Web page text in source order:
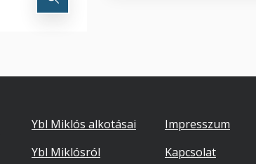
Footer
Ybl Miklós alkotásai
Ybl Miklósról
Lábléc
Impresszum
Kapcsolat